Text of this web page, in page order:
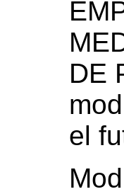
DE
el